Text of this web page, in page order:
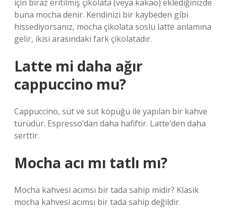
için biraz eritilmiş çikolata (veya kakao) eklediğinizde
buna mocha denir. Kendinizi bir kaybeden gibi
hissediyorsanız, mocha çikolata soslu latte anlamına
gelir, ikisi arasındaki fark çikolatadır.
Latte mi daha ağır
cappuccino mu?
Cappuccino, süt ve süt köpüğü ile yapılan bir kahve
türüdür. Espresso’dan daha hafiftir. Latte’den daha
serttir.
Mocha acı mı tatlı mı?
Mocha kahvesi acımsı bir tada sahip midir? Klasik
mocha kahvesi acımsı bir tada sahip değildir.